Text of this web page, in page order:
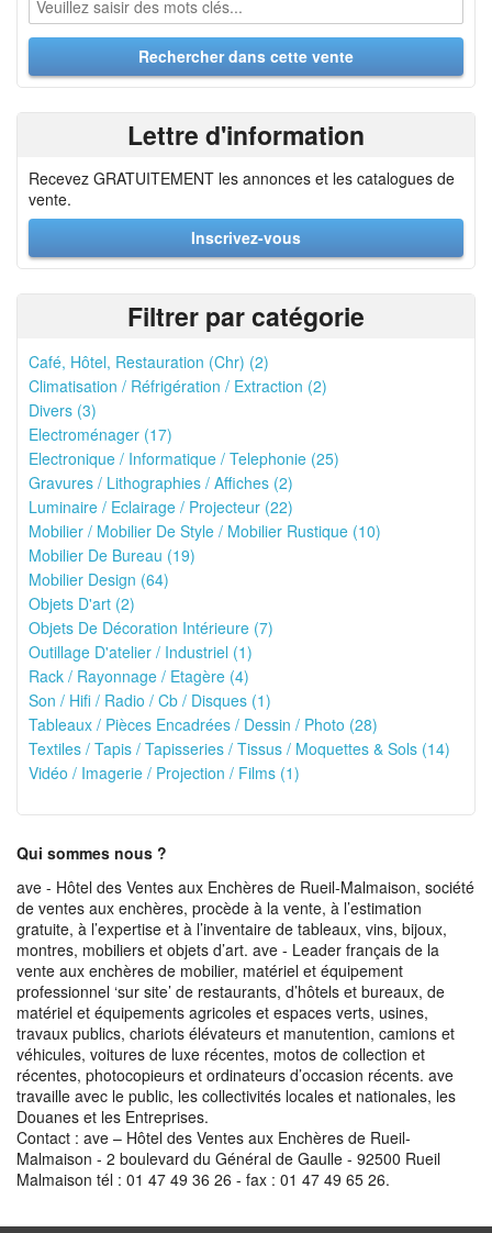
Lettre d'information
Recevez GRATUITEMENT les annonces et les catalogues de
vente.
Inscrivez-vous
Filtrer par catégorie
Café, Hôtel, Restauration (Chr) (2)
Climatisation / Réfrigération / Extraction (2)
Divers (3)
Electroménager (17)
Electronique / Informatique / Telephonie (25)
Gravures / Lithographies / Affiches (2)
Luminaire / Eclairage / Projecteur (22)
Mobilier / Mobilier De Style / Mobilier Rustique (10)
Mobilier De Bureau (19)
Mobilier Design (64)
Objets D'art (2)
Objets De Décoration Intérieure (7)
Outillage D'atelier / Industriel (1)
Rack / Rayonnage / Etagère (4)
Son / Hifi / Radio / Cb / Disques (1)
Tableaux / Pièces Encadrées / Dessin / Photo (28)
Textiles / Tapis / Tapisseries / Tissus / Moquettes & Sols (14)
Vidéo / Imagerie / Projection / Films (1)
Qui sommes nous ?
ave - Hôtel des Ventes aux Enchères de Rueil-Malmaison, société
de ventes aux enchères, procède à la vente, à l’estimation
gratuite, à l’expertise et à l’inventaire de tableaux, vins, bijoux,
montres, mobiliers et objets d’art. ave - Leader français de la
vente aux enchères de mobilier, matériel et équipement
professionnel ‘sur site’ de restaurants, d’hôtels et bureaux, de
matériel et équipements agricoles et espaces verts, usines,
travaux publics, chariots élévateurs et manutention, camions et
véhicules, voitures de luxe récentes, motos de collection et
récentes, photocopieurs et ordinateurs d’occasion récents. ave
travaille avec le public, les collectivités locales et nationales, les
Douanes et les Entreprises.
Contact : ave – Hôtel des Ventes aux Enchères de Rueil-
Malmaison - 2 boulevard du Général de Gaulle - 92500 Rueil
Malmaison tél : 01 47 49 36 26 - fax : 01 47 49 65 26.